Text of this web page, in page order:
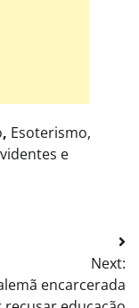
, Esoterismo,
e
Next:
encarcerada